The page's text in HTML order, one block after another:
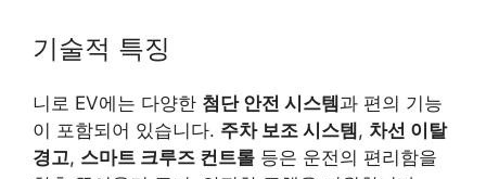
기술적 특징
니로 EV에는 다양한 첨단 안전 시스템과 편의 기능
이 포함되어 있습니다. 주차 보조 시스템, 차선 이탈
경고, 스마트 크루즈 컨트롤 등은 운전의 편리함을